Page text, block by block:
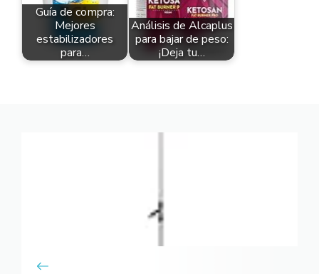
Guía de compra:
Mejores
estabilizadores
para…
Análisis de Alcaplus
para bajar de peso:
¡Deja tu…